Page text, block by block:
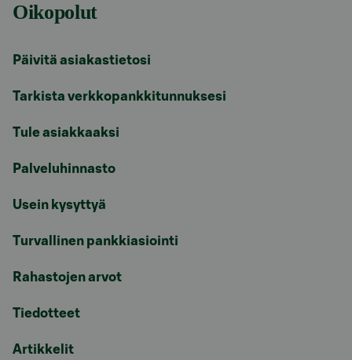
Oikopolut
Päivitä asiakastietosi
Tarkista verkkopankkitunnuksesi
Tule asiakkaaksi
Palveluhinnasto
Usein kysyttyä
Turvallinen pankkiasiointi
Rahastojen arvot
Tiedotteet
Artikkelit